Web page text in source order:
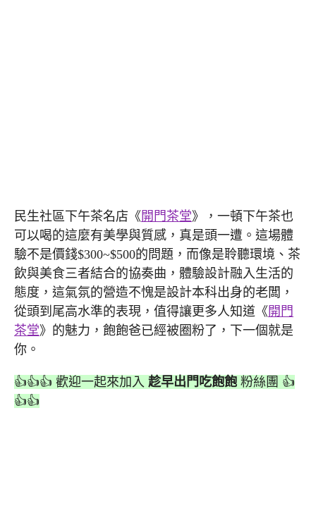
民生社區下午茶名店《 開門茶堂》，一頓下午茶也
可以喝的這麼有美學與質感，真是頭一遭。這場體
驗不是價錢$300~$500的問題，而像是聆聽環境、茶
飲與美食三者結合的協奏曲，體驗設計融入生活的
態度，這氣氛的營造不愧是設計本科出身的老闆，
從頭到尾高水準的表現，值得讓更多人知道《 開門
茶堂》的魅力，飽飽爸已經被圈粉了，下一個就是
你。
👍👍👍 歡迎一起來加入 趁早出門吃飽飽 粉絲團 👍
👍👍